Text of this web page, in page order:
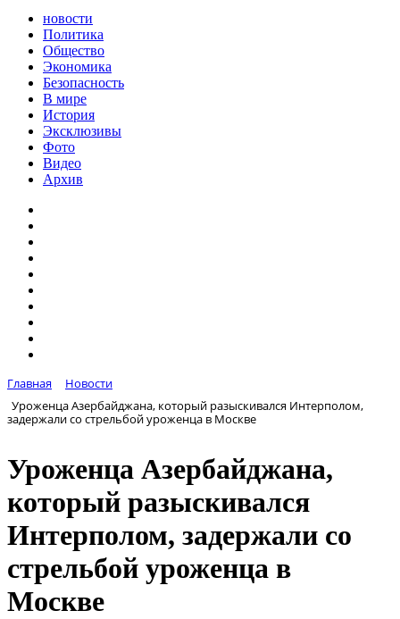
новости
Политика
Общество
Экономика
Безопасность
В мире
История
Эксклюзивы
Фото
Видео
Архив
Главная
Новости
Уроженца Азербайджана, который разыскивался Интерполом,
задержали со стрельбой уроженца в Москве
Уроженца Азербайджана,
который разыскивался
Интерполом, задержали со
стрельбой уроженца в
Москве